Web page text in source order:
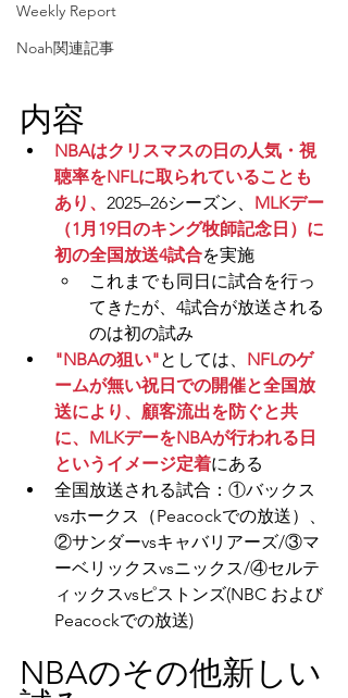
Weekly Report
Noah関連記事
内容
NBAはクリスマスの日の人気・視
聴率をNFLに取られていることも
あり、 2025–26シーズン、 MLKデー
（1月19日のキング牧師記念日）に
初の全国放送4試合を実施
これまでも同日に試合を行っ
てきたが、4試合が放送される
のは初の試み
"NBAの狙い"としては、 NFLのゲ
ームが無い祝日での開催と全国放
送により、顧客流出を防ぐと共
に、MLKデーをNBAが行われる日
というイメージ定着にある
全国放送される試合：①バックス
vsホークス
（Peacockでの放送）、
②サンダーvsキャバリアーズ/③マ
ーベリックスvsニックス/④セルテ
ィックスvsピストンズ(NBC および
Peacockでの放送)
NBAのその他新しい